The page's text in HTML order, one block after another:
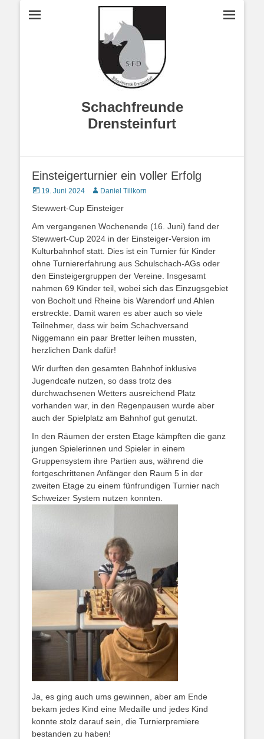
Schachfreunde
Drensteinfurt
Einsteigerturnier ein voller Erfolg
Veröffentlicht
19. Juni 2024 AutorDaniel Tillkorn
Stewwert-Cup Einsteiger
Am vergangenen Wochenende (16. Juni) fand der
Stewwert-Cup 2024 in der Einsteiger-Version im
Kulturbahnhof statt. Dies ist ein Turnier für Kinder
ohne Turniererfahrung aus Schulschach-AGs oder
den Einsteigergruppen der Vereine. Insgesamt
nahmen 69 Kinder teil, wobei sich das Einzugsgebiet
von Bocholt und Rheine bis Warendorf und Ahlen
erstreckte. Damit waren es aber auch so viele
Teilnehmer, dass wir beim Schachversand
Niggemann ein paar Bretter leihen mussten,
herzlichen Dank dafür!
Wir durften den gesamten Bahnhof inklusive
Jugendcafe nutzen, so dass trotz des
durchwachsenen Wetters ausreichend Platz
vorhanden war, in den Regenpausen wurde aber
auch der Spielplatz am Bahnhof gut genutzt.
In den Räumen der ersten Etage kämpften die ganz
jungen Spielerinnen und Spieler in einem
Gruppensystem ihre Partien aus, während die
fortgeschrittenen Anfänger den Raum 5 in der
zweiten Etage zu einem fünfrundigen Turnier nach
Schweizer System nutzen konnten.
Ja, es ging auch ums gewinnen, aber am Ende
bekam jedes Kind eine Medaille und jedes Kind
konnte stolz darauf sein, die Turnierpremiere
bestanden zu haben!